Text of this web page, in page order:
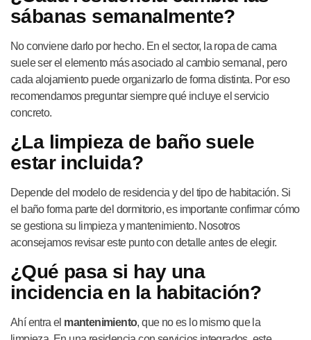
sábanas semanalmente?
No conviene darlo por hecho. En el sector, la ropa de cama
suele ser el elemento más asociado al cambio semanal, pero
cada alojamiento puede organizarlo de forma distinta. Por eso
recomendamos preguntar siempre qué incluye el servicio
concreto.
¿La limpieza de baño suele
estar incluida?
Depende del modelo de residencia y del tipo de habitación. Si
el baño forma parte del dormitorio, es importante confirmar cómo
se gestiona su limpieza y mantenimiento. Nosotros
aconsejamos revisar este punto con detalle antes de elegir.
¿Qué pasa si hay una
incidencia en la habitación?
Ahí entra el mantenimiento, que no es lo mismo que la